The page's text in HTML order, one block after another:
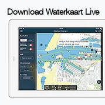
Download Waterkaart Live